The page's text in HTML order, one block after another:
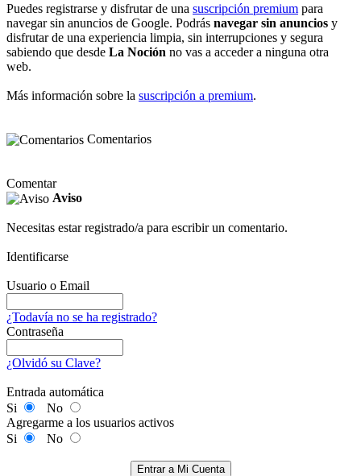
Puedes registrarse y disfrutar de una suscripción premium para
navegar sin anuncios de Google. Podrás navegar sin anuncios y
disfrutar de una experiencia limpia, sin interrupciones y segura
sabiendo que desde La Noción no vas a acceder a ninguna otra
web.
Más información sobre la suscripción a premium.
Comentarios
Comentar
Aviso
Necesitas estar registrado/a para escribir un comentario.
Identificarse
Usuario o Email
¿Todavía no se ha registrado?
Contraseña
¿Olvidó su Clave?
Entrada automática
Si
No
Agregarme a los usuarios activos
Si
No
Entrar a Mi Cuenta